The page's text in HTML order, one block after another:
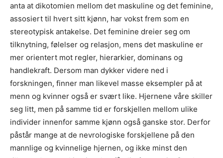
anta at dikotomien mellom det maskuline og det feminine,
assosiert til hvert sitt kjønn, har vokst frem som en
stereotypisk antakelse. Det feminine dreier seg om
tilknytning, følelser og relasjon, mens det maskuline er
mer orientert mot regler, hierarkier, dominans og
handlekraft. Dersom man dykker videre ned i
forskningen, finner man likevel masse eksempler på at
menn og kvinner også er svært like. Hjernene våre skiller
seg litt, men på samme tid er forskjellen mellom ulike
individer innenfor samme kjønn også ganske stor. Derfor
påstår mange at de nevrologiske forskjellene på den
mannlige og kvinnelige hjernen, og ikke minst den